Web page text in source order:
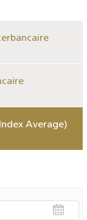
Average)